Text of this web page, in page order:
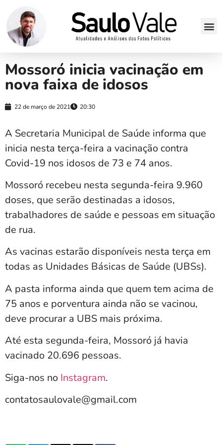
Mossoró inicia vacinação em
nova faixa de idosos
22 de março de 2021 20:30
A Secretaria Municipal de Saúde informa que
inicia nesta terça-feira a vacinação contra
Covid-19 nos idosos de 73 e 74 anos.
Mossoró recebeu nesta segunda-feira 9.960
doses, que serão destinadas a idosos,
trabalhadores de saúde e pessoas em situação
de rua.
As vacinas estarão disponíveis nesta terça em
todas as Unidades Básicas de Saúde (UBSs).
A pasta informa ainda que quem tem acima de
75 anos e porventura ainda não se vacinou,
deve procurar a UBS mais próxima.
Até esta segunda-feira, Mossoró já havia
vacinado 20.696 pessoas.
Siga-nos no Instagram.
contatosaulovale@gmail.com